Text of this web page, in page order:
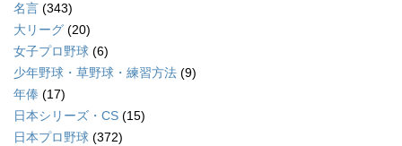
名言 (343)
大リーグ (20)
女子プロ野球 (6)
少年野球・草野球・練習方法 (9)
年俸 (17)
日本シリーズ・CS (15)
日本プロ野球 (372)